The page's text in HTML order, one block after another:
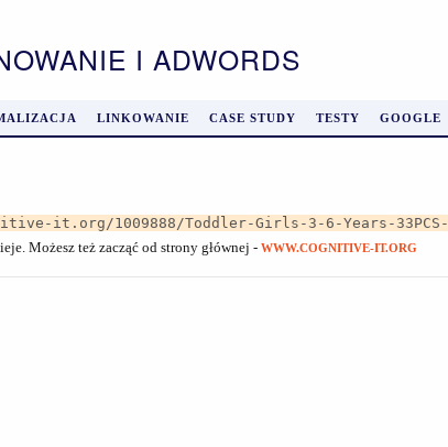
I ADWORDS
LINKOWANIE CASE STUDY TESTY GOOGLE
it.org/1009888/Toddler-Girls-3-6-Years-33PCS-
Możesz też zacząć od strony głównej - WWW.COGNITIVE-IT.ORG